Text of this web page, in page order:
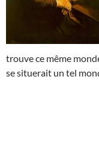
trouve ce même
se situerait un tel